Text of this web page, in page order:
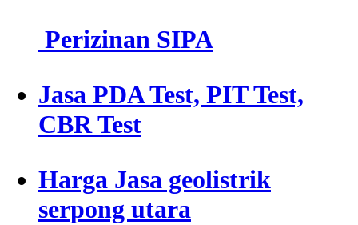
Perizinan SIPA
Jasa PDA Test, PIT Test,
CBR Test
Harga Jasa geolistrik
serpong utara